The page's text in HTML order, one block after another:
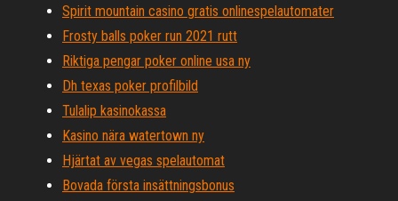
Spirit mountain casino gratis onlinespelautomater
Frosty balls poker run 2021 rutt
Riktiga pengar poker online usa ny
Dh texas poker profilbild
Tulalip kasinokassa
Kasino nära watertown ny
Hjärtat av vegas spelautomat
Bovada första insättningsbonus